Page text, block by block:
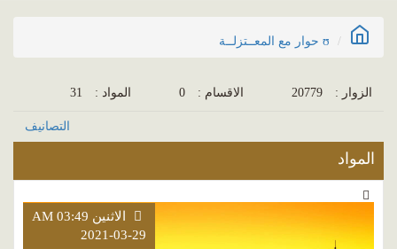
ʊ حوار مع المعــتزلــة
الزوار : 20779 الاقسام : 0 المواد : 31
التصانيف
المواد
الاثنين AM 03:49
2021-03-29